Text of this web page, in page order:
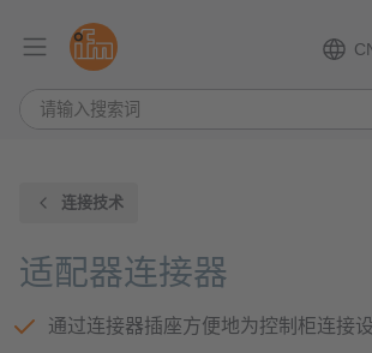
连接技术
适配器连接器
通过连接器插座方便地为控制柜连接